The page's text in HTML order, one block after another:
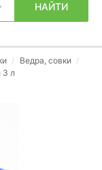
НАЙТИ
/ Ведра, совки /
3 л